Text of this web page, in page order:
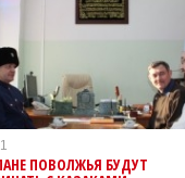
ПОВОЛЖЬЯ БУДУТ